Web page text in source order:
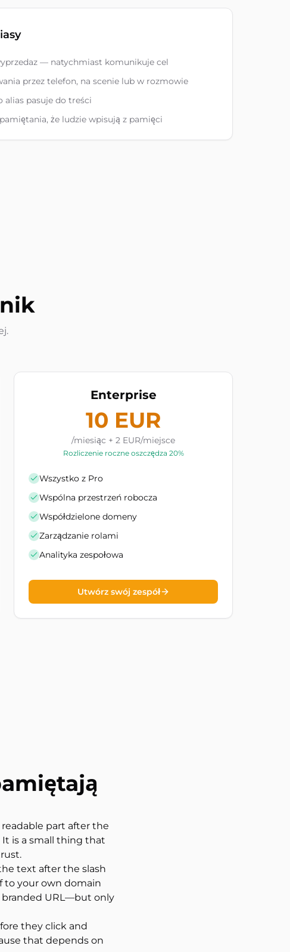
— natychmiast komunikuje cel
przez telefon, na scenie lub w rozmowie
alias pasuje do treści
że ludzie wpisują z pamięci
Enterprise
10 EUR
/miesiąc + 2 EUR/miejsce
Rozliczenie roczne oszczędza 20%
Wszystko z Pro
Wspólna przestrzeń robocza
Współdzielone domeny
Zarządzanie rolami
Analityka zespołowa
Utwórz swój zespół
part after the
It is a small thing that
text after the slash
to your own domain
branded URL—but only
they click and
that depends on